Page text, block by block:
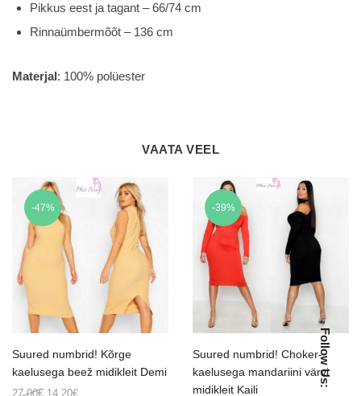
Pikkus eest ja tagant – 66/74 cm
Rinnaümbermõõt – 136 cm
Materjal: 100% polüester
VAATA VEEL
-47%
Suured numbrid! Kõrge
kaelusega beež midikleit Demi
27.00€ Original
14.20€Current
-39%
Suured numbrid! Choker-
kaelusega mandariini värvi
midikleit Kaili
Follow Us: